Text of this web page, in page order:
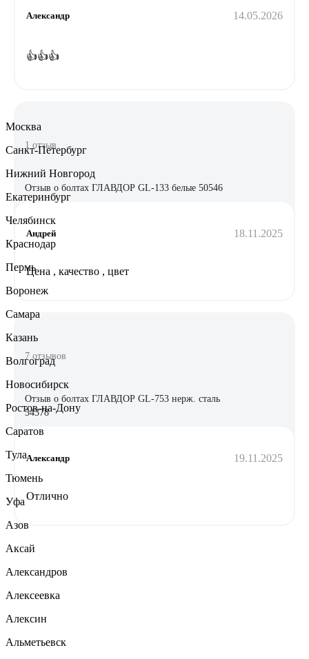
Александр 14.05.2026
👍👍👍
1 отзыв
Отзыв о болтах ГЛАВДОР GL-133 белые 50546
Андрей 18.11.2025
Цена , качество , цвет
7 отзывов
Отзыв о болтах ГЛАВДОР GL-753 нерж. сталь
54378
Александр 19.11.2025
Отлично
Москва
Санкт-Петербург
Нижний Новгород
Екатеринбург
Челябинск
Краснодар
Пермь
Воронеж
Самара
Казань
Волгоград
Новосибирск
Ростов-на-Дону
Саратов
Тула
Тюмень
Уфа
Азов
Аксай
Александров
Алексеевка
Алексин
Альметьевск